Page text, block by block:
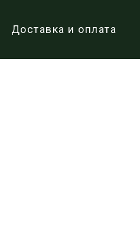
Доставка и оплата